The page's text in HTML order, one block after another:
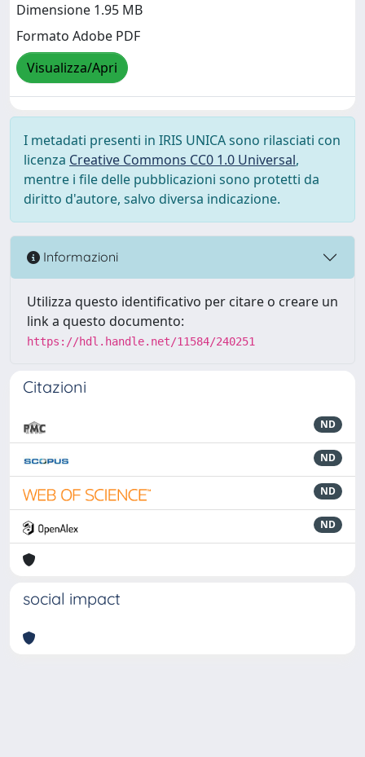
Dimensione 1.95 MB
Formato Adobe PDF
Visualizza/Apri
I metadati presenti in IRIS UNICA sono rilasciati con
licenza Creative Commons CC0 1.0 Universal,
mentre i file delle pubblicazioni sono protetti da
diritto d'autore, salvo diversa indicazione.
Informazioni
Utilizza questo identificativo per citare o creare un
link a questo documento:
https://hdl.handle.net/11584/240251
Citazioni
ND
ND
ND
ND
social impact